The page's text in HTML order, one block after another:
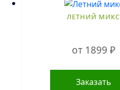
ЛЕТНИЙ МИКС
от 1899 ₽
Заказать